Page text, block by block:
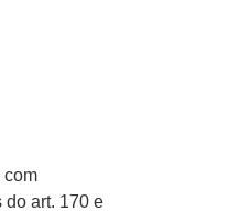
com
do art. 170 e